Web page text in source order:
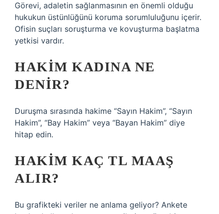
Görevi, adaletin sağlanmasının en önemli olduğu
hukukun üstünlüğünü koruma sorumluluğunu içerir.
Ofisin suçları soruşturma ve kovuşturma başlatma
yetkisi vardır.
HAKIM KADINA NE
DENIR?
Duruşma sırasında hakime “Sayın Hakim”, “Sayın
Hakim”, “Bay Hakim” veya “Bayan Hakim” diye
hitap edin.
HAKIM KAÇ TL MAAŞ
ALIR?
Bu grafikteki veriler ne anlama geliyor? Ankete